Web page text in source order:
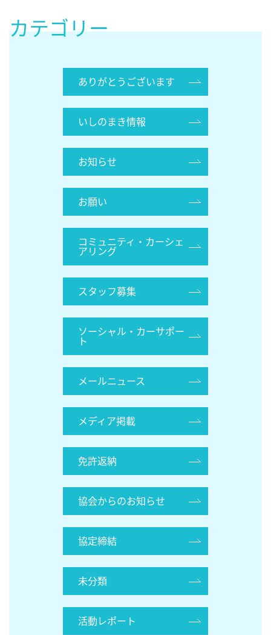
カテゴリー
ありがとうございます
いしのまき情報
お知らせ
お願い
コミュニティ・カーシェ
アリング
スタッフ募集
ソーシャル・カーサポー
ト
メールニュース
メディア掲載
免許返納
協会からのお知らせ
協定締結
未分類
活動レポート